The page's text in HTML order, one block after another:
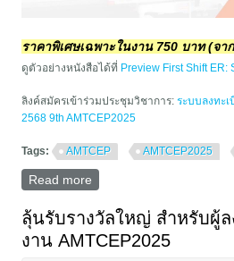
ราคาพิเศษเฉพาะในงาน 750 บาท (จา
ดูตัวอย่างหนังสือได้ที่ Preview First Shift ER:
ลิงค์สมัครเข้าร่วมประชุมวิชาการ:ระบบลงทะ
2568 9th AMTCEP2025
Tags: AMTCEP AMTCEP2025
Read more
ลุ้นรับรางวัลใหญ่ สำหรับผู้ล
งาน AMTCEP2025